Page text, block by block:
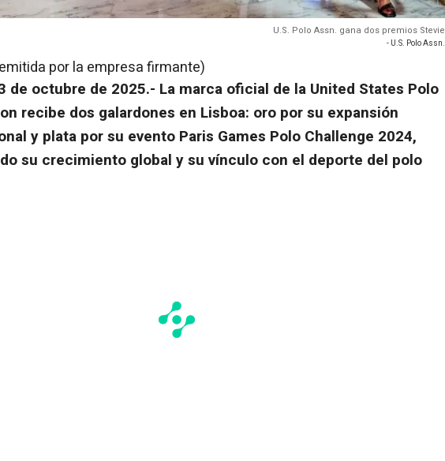
U.S. Polo Assn. gana dos premios Stevie
- U.S. Polo Assn.
por la empresa firmante)
de octubre de 2025.- La marca oficial de la United States Polo
recibe dos galardones en Lisboa: oro por su expansión
y plata por su evento Paris Games Polo Challenge 2024,
su crecimiento global y su vínculo con el deporte del polo